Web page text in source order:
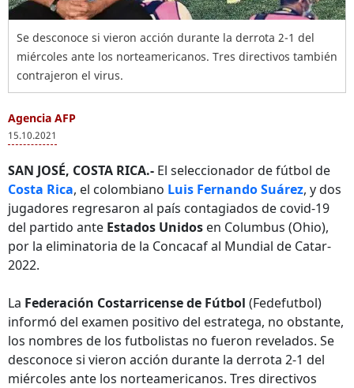
Se desconoce si vieron acción durante la derrota 2-1 del
miércoles ante los norteamericanos. Tres directivos también
contrajeron el virus.
Agencia AFP
15.10.2021
SAN JOSÉ, COSTA RICA.- El seleccionador de fútbol de
Costa Rica, el colombiano Luis Fernando Suárez, y dos
jugadores regresaron al país contagiados de covid-19
del partido ante Estados Unidos en Columbus (Ohio),
por la eliminatoria de la Concacaf al Mundial de Catar-
2022.
La Federación Costarricense de Fútbol (Fedefutbol)
informó del examen positivo del estratega, no obstante,
los nombres de los futbolistas no fueron revelados. Se
desconoce si vieron acción durante la derrota 2-1 del
miércoles ante los norteamericanos. Tres directivos